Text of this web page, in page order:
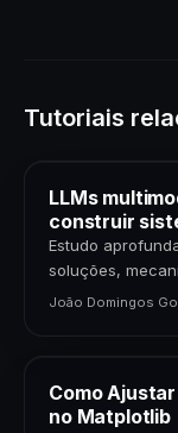
Tutoriais
LLMs
construir
Estudo
soluções,
Linguagem de
João Domingos
Como
no Matplotlib